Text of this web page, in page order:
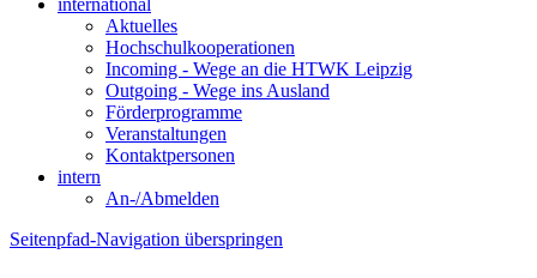
international
Aktuelles
Hochschulkooperationen
Incoming - Wege an die HTWK Leipzig
Outgoing - Wege ins Ausland
Förderprogramme
Veranstaltungen
Kontaktpersonen
intern
An-/Abmelden
Seitenpfad-Navigation überspringen